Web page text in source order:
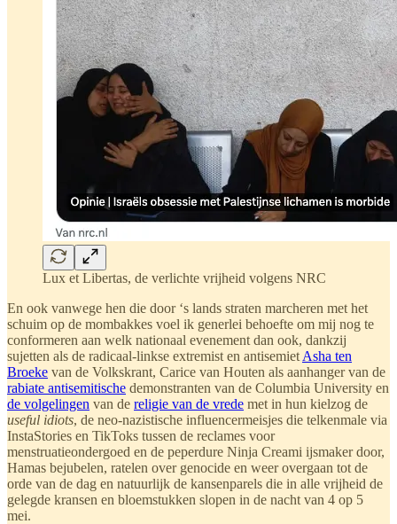
Lux et Libertas, de verlichte vrijheid volgens NRC
En ook vanwege hen die door ‘s lands straten marcheren met het
schuim op de mombakkes voel ik generlei behoefte om mij nog te
conformeren aan welk nationaal evenement dan ook, dankzij
sujetten als de radicaal-linkse extremist en antisemiet Asha ten
Broeke van de Volkskrant, Carice van Houten als aanhanger van de
rabiate antisemitische demonstranten van de Columbia University en
de volgelingen van de religie van de vrede met in hun kielzog de
useful idiots, de neo-nazistische influencermeisjes die telkenmale via
InstaStories en TikToks tussen de reclames voor
menstruatieondergoed en de peperdure Ninja Creami ijsmaker door,
Hamas bejubelen, ratelen over genocide en weer overgaan tot de
orde van de dag en natuurlijk de kansenparels die in alle vrijheid de
gelegde kransen en bloemstukken slopen in de nacht van 4 op 5
mei.